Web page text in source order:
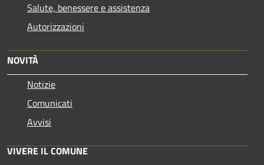
Salute, benessere e assistenza
Autorizzazioni
NOVITÀ
Notizie
Comunicati
Avvisi
VIVERE IL COMUNE